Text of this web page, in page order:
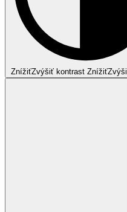
ZnížiťZvýšiť kontrast Znížiť